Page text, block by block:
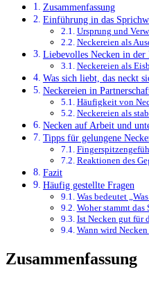
Zusammenfassung
Einführung in das
Ursprung und
Neckereien als
Liebevolles Necken in der
Neckereien als
Was sich liebt, das neckt
Neckereien in
Häufigkeit von
Neckereien als
Necken auf Arbeit und
Tipps für gelungene
Reaktionen des
Fazit
Häufig gestellte Fragen
Was bedeutet
Woher stammt das
Ist Necken gut für
Wann wird
Zusammenfassung